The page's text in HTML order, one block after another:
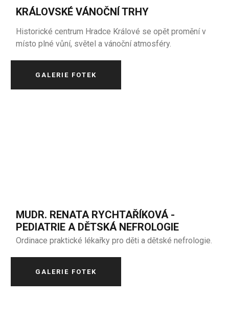
KRÁLOVSKÉ VÁNOČNÍ TRHY
Historické centrum Hradce Králové se opět promění v
místo plné vůní, světel a vánoční atmosféry.
GALERIE FOTEK
MUDR. RENATA RYCHTAŘÍKOVÁ -
PEDIATRIE A DĚTSKÁ NEFROLOGIE
Ordinace praktické lékařky pro děti a dětské nefrologie.
GALERIE FOTEK